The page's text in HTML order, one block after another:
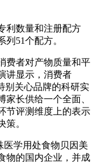
数量和注册配方
51个配方。
者对产物质量和平
讲显示，消费者
别关心品牌的科研实
长供给一个全面、
节评测维度上的表示
策。
学用处食物贝因美
物的国内企业，并成